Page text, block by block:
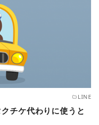
LINE
チケ代わりに使うと